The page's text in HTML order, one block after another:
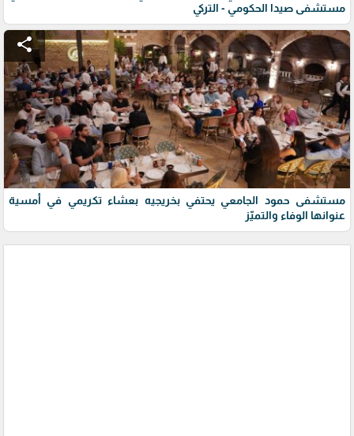
مستشفى صيدا الحكومي - التركي
share
مستشفى حمود الجامعي يحتفي بخريجيه بعشاء تكريمي في أمسية
عنوانها الوفاء والتميّز